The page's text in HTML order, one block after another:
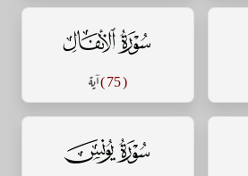
سورة الأنفال
( 75 ) آية
سورة يونس